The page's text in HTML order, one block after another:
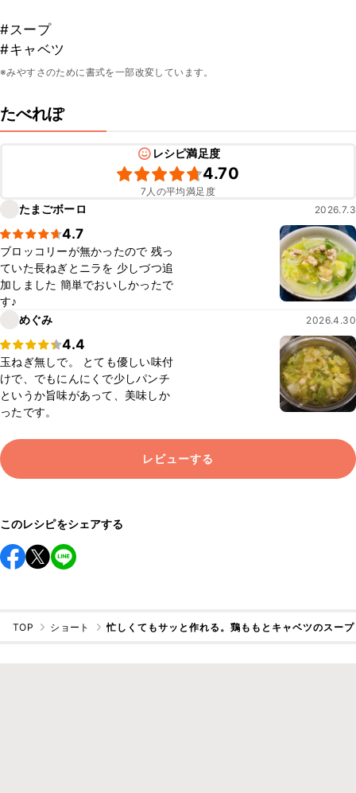
#スープ
#キャベツ
※みやすさのために書式を一部改変しています。
たべれぽ
レシピ満足度
4.70
7人の平均満足度
たまごボーロ 2026.7.3
4.7
ブロッコリーが無かったので 残っ
ていた長ねぎとニラを 少しづつ追
加しました 簡単でおいしかったで
す♪
めぐみ
2026.4.30
4.4
玉ねぎ無しで。 とても優しい味付
けで、でもにんにくで少しパンチ
というか旨味があって、美味しか
ったです。
レビューする
このレシピをシェアする
TOP ショート 忙しくてもサッと作れる。鶏ももとキャベツのスープ